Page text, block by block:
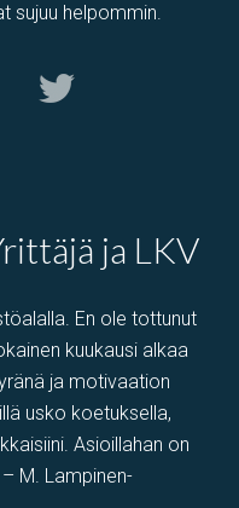
sujuu helpommin.
ja LKV
En ole tottunut
kuukausi alkaa
ja motivaation
usko koetuksella,
Asioillahan on
M. Lampinen-